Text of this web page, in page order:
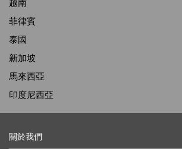
越南
菲律賓
泰國
新加坡
馬來西亞
印度尼西亞
關於我們